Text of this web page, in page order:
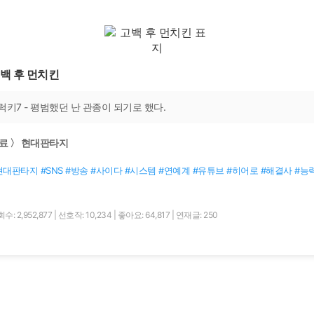
후 먼치킨
키7 - 평범했던 난 관종이 되기로 했다.
〉 현대판타지
대판타지 #SNS #방송 #사이다 #시스템 #연예계 #유튜브 #히어로 #해결사 #능
수: 2,952,877 선호작: 10,234 좋아요: 64,817 연재글: 250